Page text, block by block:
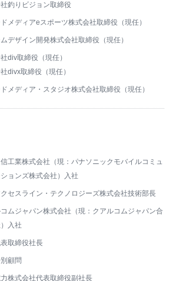
釣りビジョン取締役
メディアeスポーツ株式会社取締役（現任）
デザイン開発株式会社取締役（現任）
div取締役（現任）
divx取締役（現任）
メディア・スタジオ株式会社取締役（現任）
工業株式会社（現：パナソニックモバイルコミュ
ョンズ株式会社）入社
セスライン・テクノロジーズ株式会社技術部長
ムジャパン株式会社（現：クアルコムジャパン合
入社
取締役社長
顧問
株式会社代表取締役副社長